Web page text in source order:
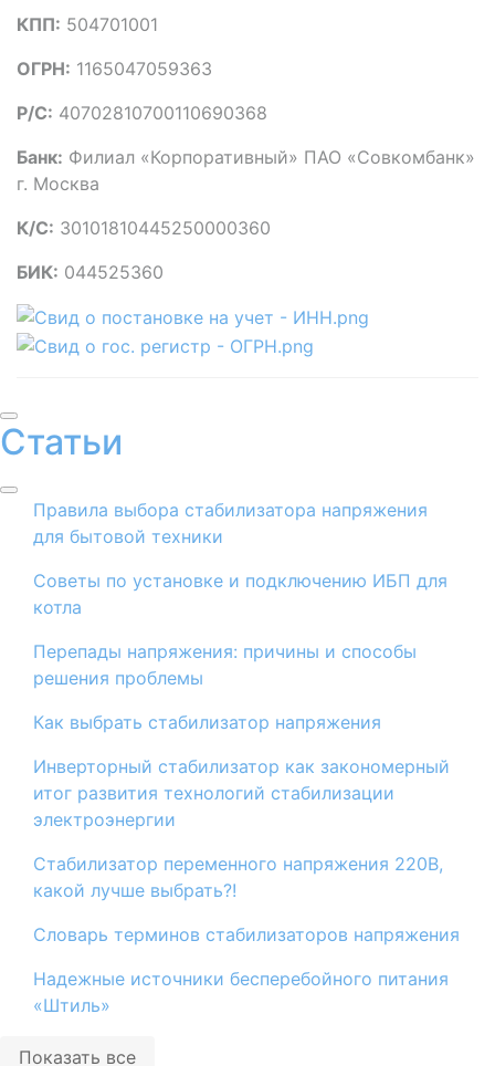
КПП: 504701001
ОГРН: 1165047059363
Р/С: 40702810700110690368
Банк: Филиал «Корпоративный» ПАО «Совкомбанк»
г. Москва
К/С: 30101810445250000360
БИК: 044525360
Статьи
Правила выбора стабилизатора напряжения
для бытовой техники
Советы по установке и подключению ИБП для
котла
Перепады напряжения: причины и способы
решения проблемы
​Как выбрать стабилизатор напряжения
Инверторный стабилизатор как закономерный
итог развития технологий стабилизации
электроэнергии
Стабилизатор переменного напряжения 220В,
какой лучше выбрать?!
Словарь терминов стабилизаторов напряжения
Надежные источники бесперебойного питания
«Штиль»
Показать все